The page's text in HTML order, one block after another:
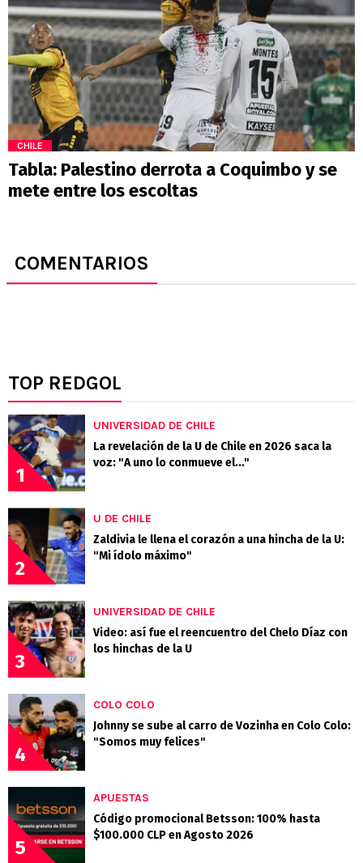
CHILE
Tabla: Palestino derrota a Coquimbo y se
mete entre los escoltas
COMENTARIOS
TOP REDGOL
1
UNIVERSIDAD DE CHILE
La revelación de la U de Chile en 2026 saca la
voz: "A uno lo conmueve el..."
2
U DE CHILE
Zaldivia le llena el corazón a una hincha de la U:
"Mi ídolo máximo"
3
UNIVERSIDAD DE CHILE
Video: así fue el reencuentro del Chelo Díaz con
los hinchas de la U
4
COLO COLO
Johnny se sube al carro de Vozinha en Colo Colo:
"Somos muy felices"
5
APUESTAS
Código promocional Betsson: 100% hasta
$100.000 CLP en Agosto 2026